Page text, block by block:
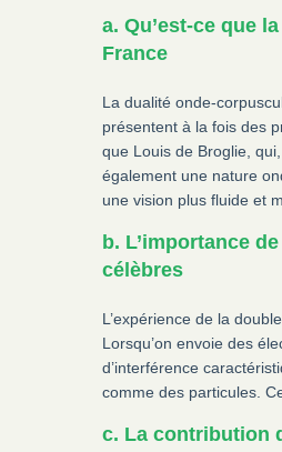
a. Qu’est-ce que
France
La dualité onde-
présentent à la fois des
que Louis de Broglie,
également une nature
une vision plus fluide et
b. L’importance
célèbres
L’expérience de la
Lorsqu’on envoie des
d’interférence
comme des particules.
c. La contribution